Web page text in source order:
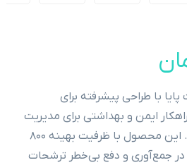
با طراحی پیشرفته برای
ایمن و بهداشتی برای مدیریت
ترشحات زخم ارائه می‌دهد. این محصول با ظرفیت بهینه ۸۰۰
جمع‌آوری و دفع بی‌خطر ترشحات